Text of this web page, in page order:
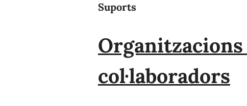
Suports
col·laboradors